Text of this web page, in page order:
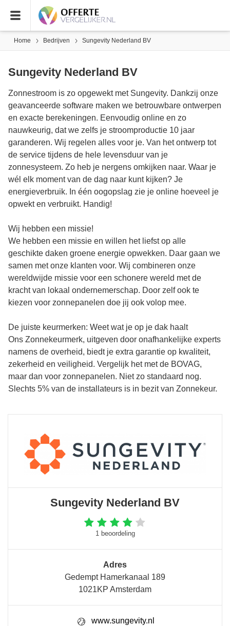
Home Bedrijven Sungevity Nederland BV
Sungevity Nederland BV
Zonnestroom is zo opgewekt met Sungevity. Dankzij onze
geavanceerde software maken we betrouwbare ontwerpen
en exacte berekeningen. Eenvoudig online en zo
nauwkeurig, dat we zelfs je stroomproductie 10 jaar
garanderen. Wij regelen alles voor je. Van het ontwerp tot
de service tijdens de hele levensduur van je
zonnesysteem. Zo heb je nergens omkijken naar. Waar je
wél elk moment van de dag naar kunt kijken? Je
energieverbruik. In één oogopslag zie je online hoeveel je
opwekt en verbruikt. Handig!
Wij hebben een missie!
We hebben een missie en willen het liefst op alle
geschikte daken groene energie opwekken. Daar gaan we
samen met onze klanten voor. Wij combineren onze
wereldwijde missie voor een schonere wereld met de
kracht van lokaal ondernemerschap. Door zelf ook te
kiezen voor zonnepanelen doe jij ook volop mee.
De juiste keurmerken: Weet wat je op je dak haalt
Ons Zonnekeurmerk, uitgeven door onafhankelijke experts
namens de overheid, biedt je extra garantie op kwaliteit,
zekerheid en veiligheid. Vergelijk het met de BOVAG,
maar dan voor zonnepanelen. Niet zo standaard nog.
Slechts 5% van de installateurs is in bezit van Zonnekeur.
Sungevity Nederland BV
1 beoordeling
Adres
Gedempt Hamerkanaal 189
1021KP Amsterdam
www.sungevity.nl